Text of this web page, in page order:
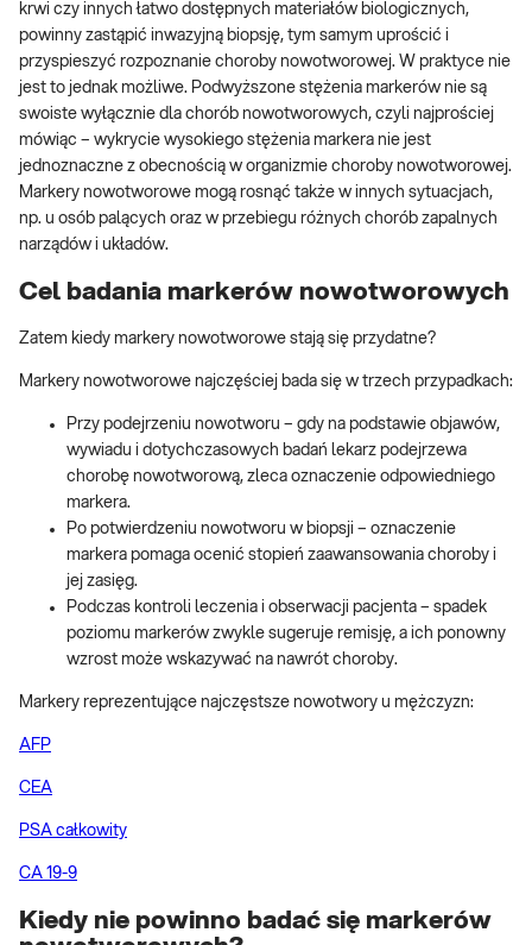
krwi czy innych łatwo dostępnych materiałów biologicznych,
powinny zastąpić inwazyjną biopsję, tym samym uprościć i
przyspieszyć rozpoznanie choroby nowotworowej. W praktyce nie
jest to jednak możliwe. Podwyższone stężenia markerów nie są
swoiste wyłącznie dla chorób nowotworowych, czyli najprościej
mówiąc – wykrycie wysokiego stężenia markera nie jest
jednoznaczne z obecnością w organizmie choroby nowotworowej.
Markery nowotworowe mogą rosnąć także w innych sytuacjach,
np. u osób palących oraz w przebiegu różnych chorób zapalnych
narządów i układów.
Cel badania markerów nowotworowych
Zatem kiedy markery nowotworowe stają się przydatne?
Markery nowotworowe najczęściej bada się w trzech przypadkach:
Przy podejrzeniu nowotworu – gdy na podstawie objawów,
wywiadu i dotychczasowych badań lekarz podejrzewa
chorobę nowotworową, zleca oznaczenie odpowiedniego
markera.
Po potwierdzeniu nowotworu w biopsji – oznaczenie
markera pomaga ocenić stopień zaawansowania choroby i
jej zasięg.
Podczas kontroli leczenia i obserwacji pacjenta – spadek
poziomu markerów zwykle sugeruje remisję, a ich ponowny
wzrost może wskazywać na nawrót choroby.
Markery reprezentujące najczęstsze nowotwory u mężczyzn:
AFP
CEA
PSA całkowity
CA 19-9
Kiedy nie powinno badać się markerów